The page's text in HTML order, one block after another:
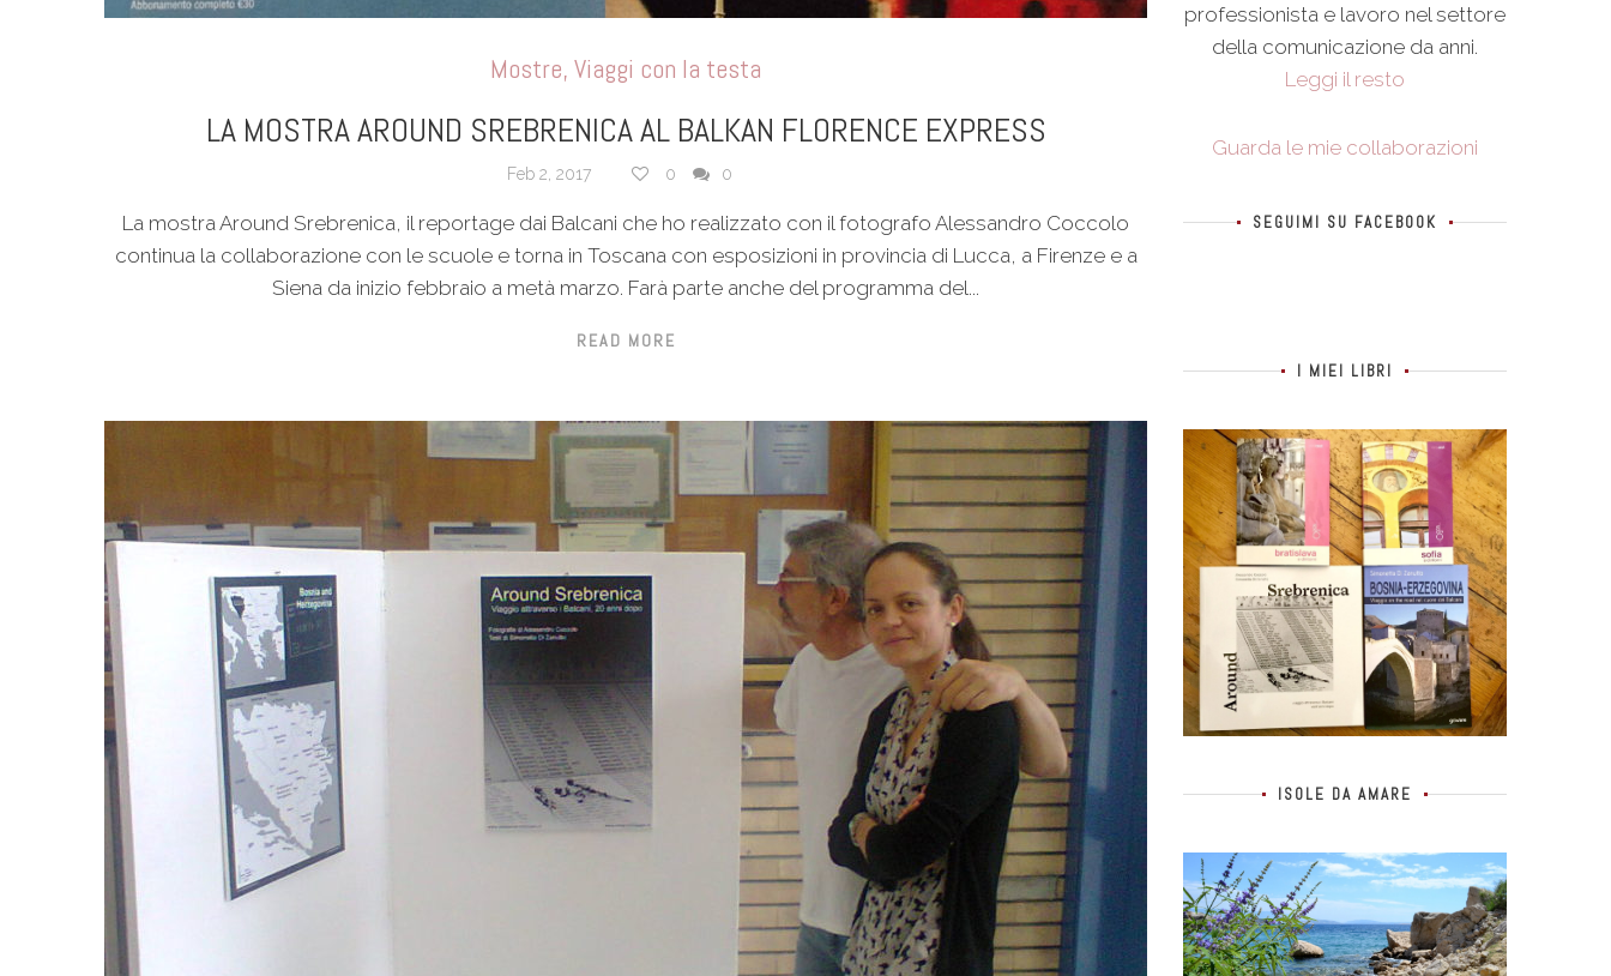
Mostre, Viaggi con la testa
LA MOSTRA AROUND SREBRENICA AL BALKAN FLORENCE EXPRESS
Feb 2, 2017 0 0
La mostra Around Srebrenica, il reportage dai Balcani che ho realizzato con il fotografo Alessandro Coccolo
continua la collaborazione con le scuole e torna in Toscana con esposizioni in provincia di Lucca, a Firenze e a
Siena da inizio febbraio a metà marzo. Farà parte anche del programma del...
READ MORE
professionista e lavoro nel settore
della comunicazione da anni.
Leggi il resto
Guarda le mie collaborazioni
SEGUIMI SU FACEBOOK
I MIEI LIBRI
ISOLE DA AMARE